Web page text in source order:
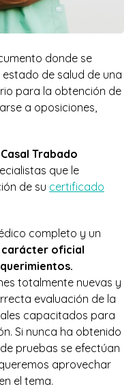
donde se
de salud de una
para la obtención de
a oposiciones,
Casal Trabado
que le
de su certificado
completo y un
oficial
totalmente nuevas y
evaluación de la
capacitados para
Si nunca ha obtenido
pruebas se efectúan
aprovechar
el tema.